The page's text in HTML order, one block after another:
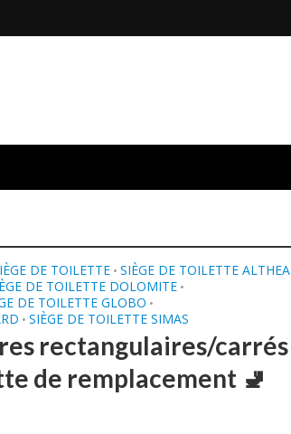
DE TOILETTE • SIÈGE DE TOILETTE ALTHEA
DE TOILETTE DOLOMITE •
DE TOILETTE GLOBO •
• SIÈGE DE TOILETTE SIMAS
rectangulaires/carrés
de remplacement 🚽